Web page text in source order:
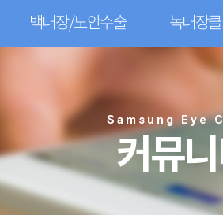
백내장/노안수술 녹내장
Samsung Eye
커뮤